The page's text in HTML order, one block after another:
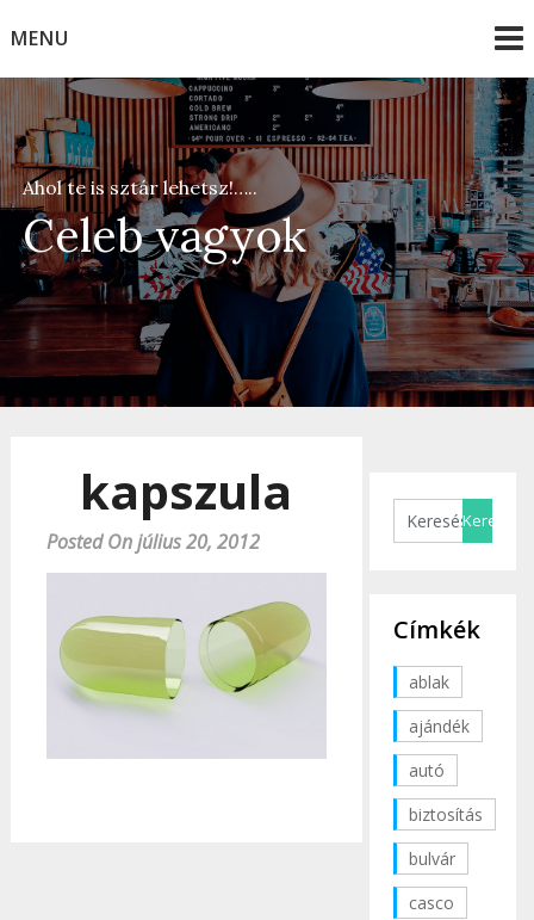
toMENU
Celeb vagyok
Ahol te is sztár lehetsz!…..
kapszula
Posted On július 20, 2012
Címkék
ablak
ajándék
autó
biztosítás
bulvár
casco